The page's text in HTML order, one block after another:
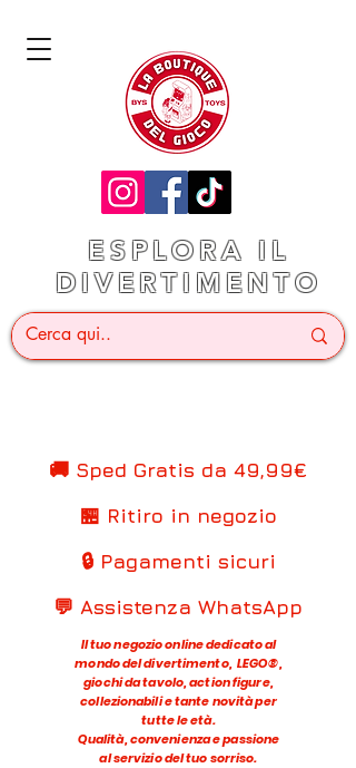
ESPLORA IL
DIVERTIMENTO
🚚 Sped Gratis da 49,99€
🏪 Ritiro in negozio
🔒 Pagamenti sicuri
💬 Assistenza WhatsApp
Il tuo negozio online dedicato al
mondo del divertimento, LEGO®,
giochi da tavolo, action figure,
collezionabili e tante novità per
tutte le età.
Qualità, convenienza e passione
al servizio del tuo sorriso.